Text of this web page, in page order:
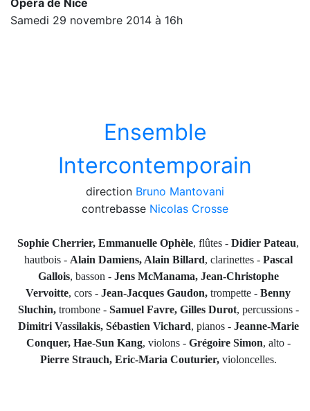
Samedi 29 novembre 2014 à 16h
Ensemble
Intercontemporain
direction Bruno Mantovani
contrebasse Nicolas Crosse
Sophie Cherrier, Emmanuelle Ophèle, flûtes -Didier Pateau,
hautbois - Alain Damiens, Alain Billard, clarinettes - Pascal
Gallois, basson - Jens McManama, Jean-Christophe
Vervoitte, cors -Jean-Jacques Gaudon, trompette -Benny
Sluchin,trombone - Samuel Favre, Gilles Durot, percussions -
Dimitri Vassilakis, Sébastien Vichard, pianos - Jeanne-Marie
Conquer, Hae-Sun Kang, violons - Grégoire Simon, alto -
Pierre Strauch, Eric-Maria Couturier,violoncelles.